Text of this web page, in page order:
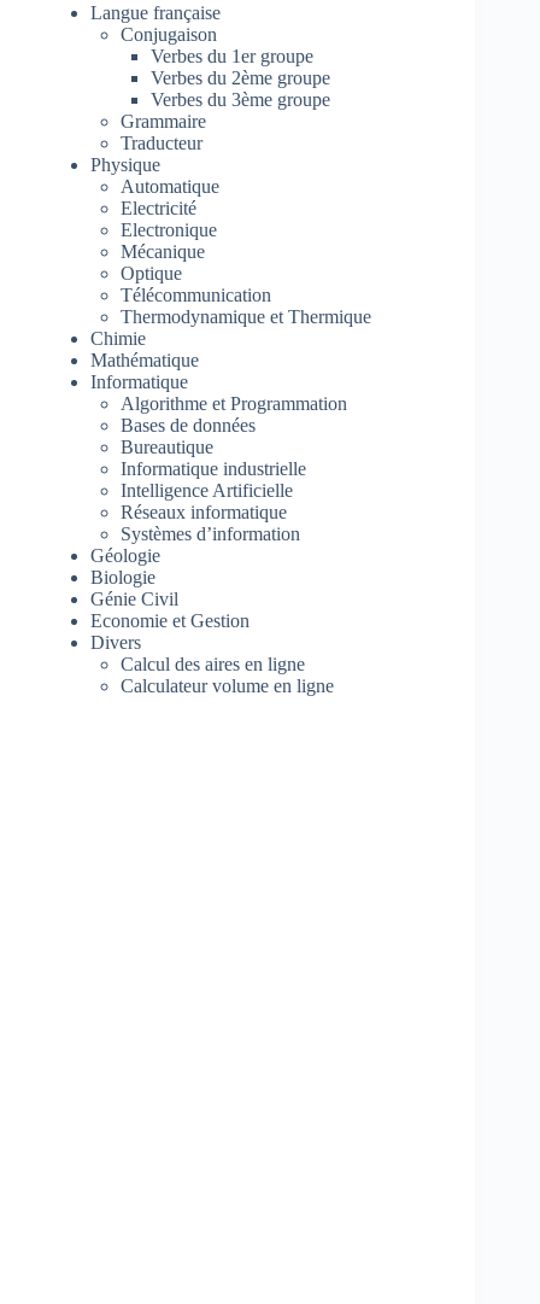
Langue française
Conjugaison
Verbes du 1er groupe
Verbes du 2ème groupe
Verbes du 3ème groupe
Grammaire
Traducteur
Physique
Automatique
Electricité
Electronique
Mécanique
Optique
Télécommunication
Thermodynamique et Thermique
Chimie
Mathématique
Informatique
Algorithme et Programmation
Bases de données
Bureautique
Informatique industrielle
Intelligence Artificielle
Réseaux informatique
Systèmes d’information
Géologie
Biologie
Génie Civil
Economie et Gestion
Divers
Calcul des aires en ligne
Calculateur volume en ligne